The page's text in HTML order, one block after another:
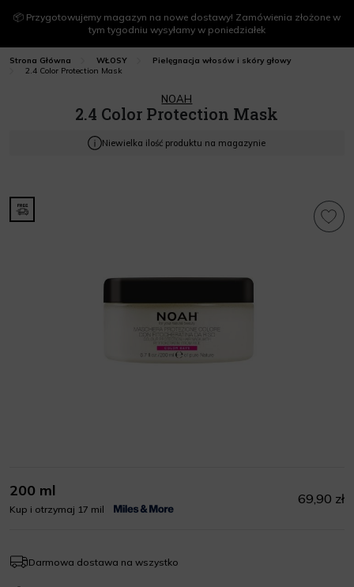
📦 Przygotowujemy magazyn na nowe dostawy! Zamówienia złożone w
tym tygodniu wysyłamy w poniedziałek
Strona Główna WŁOSY
Pielęgnacja włosów i skóry głowy
2.4 Color Protection Mask
NOAH
2.4 Color Protection Mask
Niewielka ilość produktu na magazynie
200 ml
Kup i otrzymaj 17 mil
69,90 zł
Darmowa dostawa na wszystko